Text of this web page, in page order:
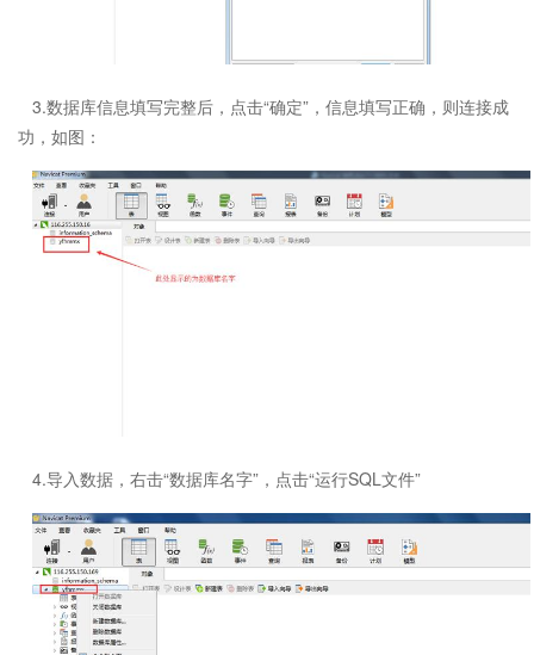
3.数据库信息填写完整后，点击“确定”，信息填写正确，则连接成
功，如图：
4.导入数据，右击“数据库名字”，点击“运行SQL文件”